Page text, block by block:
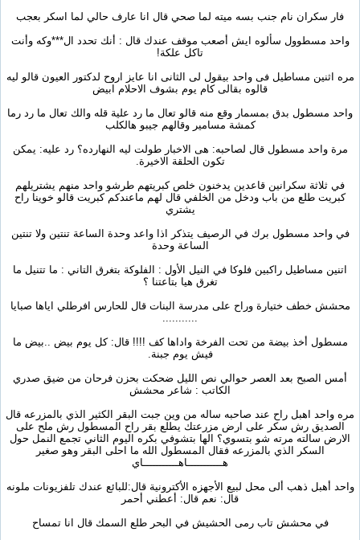
فار سكران نام جنب بسه ميته لما صحي قال انا عارف حالي لما اسكر بعجب
واحد مسطوول سألوه ايش أصعب موقف عندك قال : أنك تحدد ال***وكه وأنت
تاكل علكة!
مره اثنين مساطيل فى واحد بيقول لى الثانى انا عايز اروح لدكتور العيون قالو ليه
قالوه بقالى كام يوم بشوف الاحلام ابيض
واحد مسطول بدق بمسمار وقع منه قالو تعال ما رد علية قله والك تعال ما رد رما
كمشة مسامير وقالهم جيبو هالكلب
مرة واحد مسطول قال لصاحبه: هى الاخبار طولت ليه النهارده؟ رد عليه: يمكن
تكون الحلقة الاخيرة.
في ثلاثة سكرانين قاعدين يدخنون خلص كبريتهم طرشو واحد منهم يشتريلهم
كبريت طلع من باب ودخل من الخلفي قال لهم ماعندكم كبريت قالو خوينا راح
يشتري
في واحد مسطول برك في الرصيف يتذكر اذا واعد وحدة الساعة تنتين ولا تنتين
الساعة وحدة
اتنين مساطيل راكبين فلوكا في النيل الأول : الفلوكة بتغرق التاني : ما تتنيل ما
تغرق هيا بتاعتنا ؟
محشش خطف ختيارة وراح على مدرسة البنات قال للحارس افرطلي اياها صبايا
...........
مسطول أخذ بيضة من تحت الفرخة واداها كف !!!! قال: كل يوم بيض ..بيض ما
فيش يوم جبنة.
أمس الصبح بعد العصر حوالي نص الليل ضحكت بحزن فرحان من ضيق صدري
الكاتب : شاعر محشش
مره واحد اهبل راح عند صاحبه ساله من وين جبت البقر الكثير الذي بالمزرعه قال
الصديق رش سكر على ارض مزرعتك يطلع بقر راح المسطول رش ملح على
الارض سالته مرته شو بتسوي؟ الها بتشوفي بكره اليوم الثاني تجمع النمل حول
السكر الذي بالمزرعه فقال المسطول الله ما احلى البقر وهو صغير
هـــــــــــاهـــــــــــاي
واحد أهبل ذهب ألى محل لبيع الأجهزه الأكترونية قال:للبائع عندك تلفزيونات ملونه
قال: نعم قال: أعطني أحمر
في محشش تاب رمى الحشيش في البحر طلع السمك قال انا تمساح